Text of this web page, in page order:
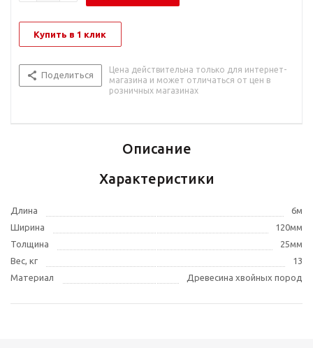
Купить в 1 клик
Поделиться
Цена действительна только для интернет-
магазина и может отличаться от цен в
розничных магазинах
Описание
Характеристики
Длина
6м
Ширина
120мм
Толщина
25мм
Вес, кг
13
Материал
Древесина хвойных пород